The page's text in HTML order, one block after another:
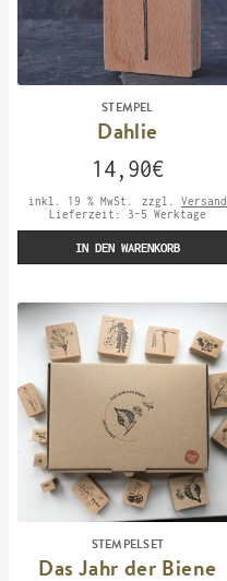
STEMPEL
Dahlie
14,90€
inkl. 19 % MwSt. zzgl. Versand
Lieferzeit: 3-5 Werktage
IN DEN WARENKORB
STEMPELSET
Das Jahr der Biene